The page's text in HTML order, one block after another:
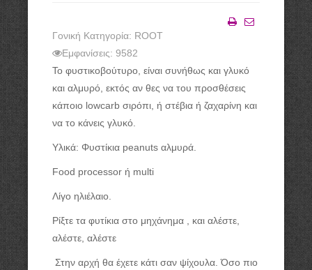
Γονική Κατηγορία: ROOT
Εμφανίσεις: 9582
Το φυστικοβούτυρο, είναι συνήθως και γλυκό
και αλμυρό, εκτός αν θες να του προσθέσεις
κάποιο lowcarb σιρόπι, ή στέβια ή ζαχαρίνη και
να το κάνεις γλυκό.
Υλικά: Φυστίκια peanuts αλμυρά.
Food processor ή multi
Λίγο ηλιέλαιο.
Ρίξτε τα φυτίκια στο μηχάνημα , και αλέστε,
αλέστε, αλέστε
Στην αρχή θα έχετε κάτι σαν ψίχουλα. Όσο πιο